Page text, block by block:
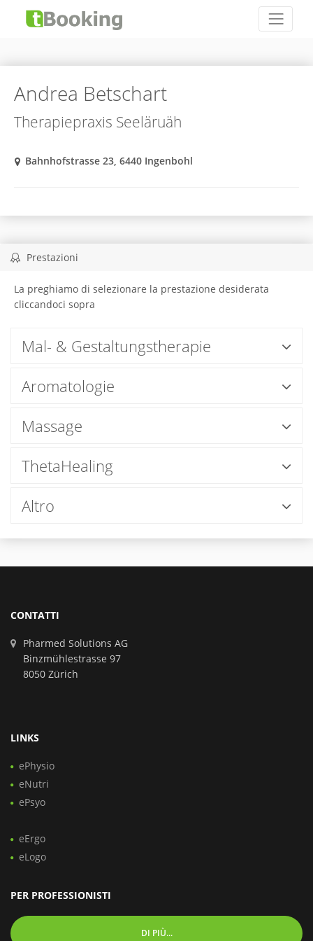
Andrea Betschart
Therapiepraxis Seeläruäh
Bahnhofstrasse 23, 6440 Ingenbohl
Prestazioni
La preghiamo di selezionare la prestazione desiderata
cliccandoci sopra
Mal- & Gestaltungstherapie
Aromatologie
Massage
ThetaHealing
Altro
CONTATTI
Pharmed Solutions AG
Binzmühlestrasse 97
8050 Zürich
LINKS
ePhysio
eNutri
ePsyo
eErgo
eLogo
PER PROFESSIONISTI
DI PIÙ...